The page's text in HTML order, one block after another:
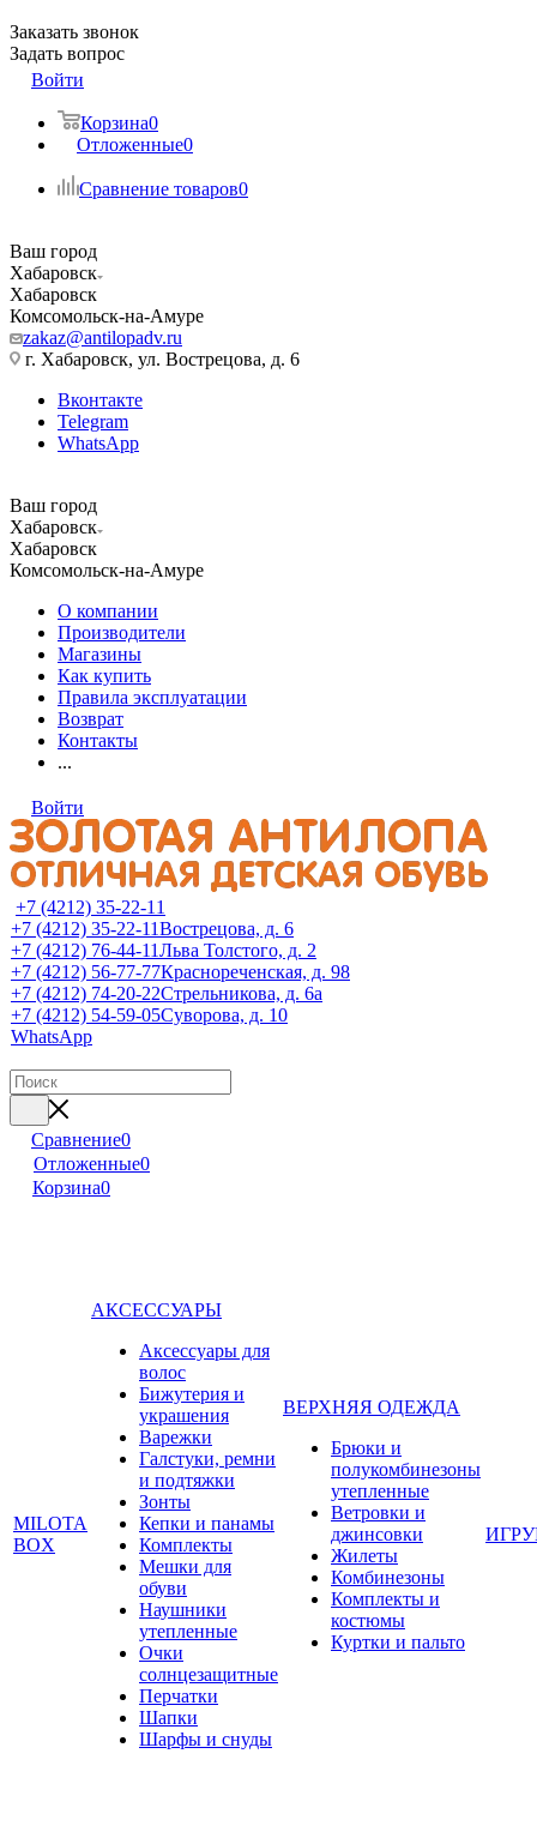
Заказать звонок
Задать вопрос
Войти
Корзина0
Отложенные0
Сравнение товаров0
Ваш город
Хабаровск
Хабаровск
Комсомольск-на-Амуре
zakaz@antilopadv.ru
г. Хабаровск, ул. Вострецова, д. 6
Вконтакте
Telegram
WhatsApp
Ваш город
Хабаровск
Хабаровск
Комсомольск-на-Амуре
О компании
Производители
Магазины
Как купить
Правила эксплуатации
Возврат
Контакты
...
Войти
+7 (4212) 35-22-11
+7 (4212) 35-22-11Вострецова, д. 6
+7 (4212) 76-44-11Льва Толстого, д. 2
+7 (4212) 56-77-77Краснореченская, д. 98
+7 (4212) 74-20-22Стрельникова, д. 6а
+7 (4212) 54-59-05Суворова, д. 10
WhatsApp
Сравнение0
Отложенные0
Корзина0
MILOTA
BOX
АКСЕССУАРЫ
Аксессуары для
волос
Бижутерия и
украшения
Варежки
Галстуки, ремни
и подтяжки
Зонты
Кепки и панамы
Комплекты
Мешки для
обуви
Наушники
утепленные
Очки
солнцезащитные
Перчатки
Шапки
Шарфы и снуды
ВЕРХНЯЯ ОДЕЖДА
Брюки и
полукомбинезоны
утепленные
Ветровки и
джинсовки
Жилеты
Комбинезоны
Комплекты и
костюмы
Куртки и пальто